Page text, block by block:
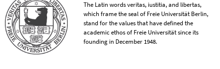
The Latin words veritas, iustitia, and libertas,
which frame the seal of Freie Universität Berlin,
stand for the values that have defined the
academic ethos of Freie Universität since its
founding in December 1948.